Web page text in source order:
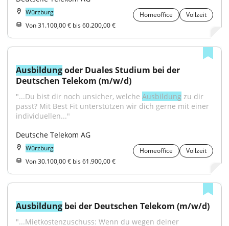
Würzburg Homeoffice
Vollzeit
Von 31.100,00 € bis 60.200,00 €
Ausbildung oder Duales Studium bei der
Deutschen Telekom (m/w/d)
"...Du bist dir noch unsicher, welche Ausbildung zu dir
passt? Mit Best Fit unterstützen wir dich gerne mit einer
individuellen..."
Deutsche Telekom AG
Würzburg Homeoffice
Vollzeit
Von 30.100,00 € bis 61.900,00 €
Ausbildung bei der Deutschen Telekom (m/w/d)